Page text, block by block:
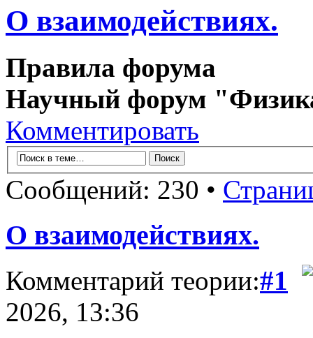
О взаимодействиях.
Правила форума
Научный форум
Комментировать
Сообщений: 230 •
О взаимодействиях.
Комментарий теории:#1
2026, 13:36